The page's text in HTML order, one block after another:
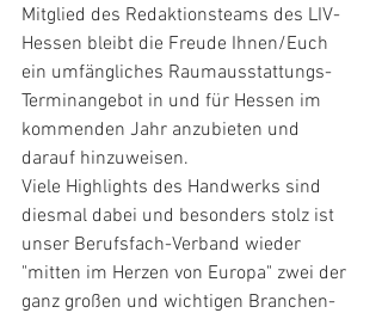
Mitglied des Redaktionsteams des LIV-
Hessen bleibt die Freude Ihnen/Euch
ein umfängliches Raumausstattungs-
Terminangebot in und für Hessen im
kommenden Jahr anzubieten und
darauf hinzuweisen.
Viele Highlights des Handwerks sind
diesmal dabei und besonders stolz ist
unser Berufsfach-Verband wieder
"mitten im Herzen von Europa" zwei der
ganz großen und wichtigen Branchen-